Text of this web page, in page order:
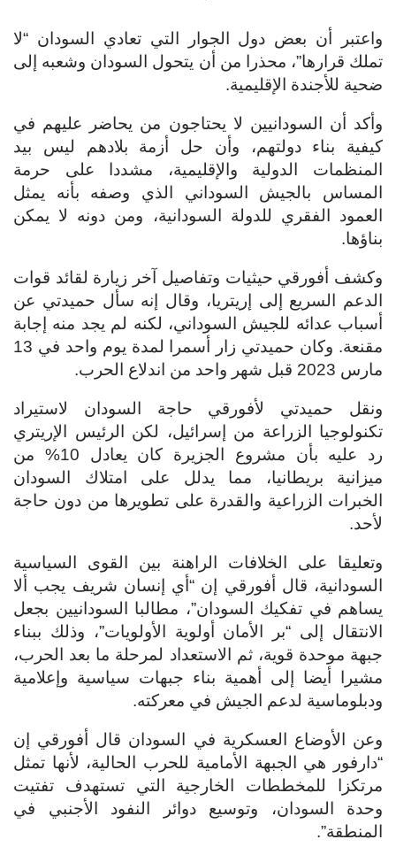
واعتبر أن بعض دول الجوار التي تعادي السودان “لا
تملك قرارها”، محذرا من أن يتحول السودان وشعبه إلى
ضحية للأجندة الإقليمية.
وأكد أن السودانيين لا يحتاجون من يحاضر عليهم في
كيفية بناء دولتهم، وأن حل أزمة بلادهم ليس بيد
المنظمات الدولية والإقليمية، مشددا على حرمة
المساس بالجيش السوداني الذي وصفه بأنه يمثل
العمود الفقري للدولة السودانية، ومن دونه لا يمكن
بناؤها.
وكشف أفورقي حيثيات وتفاصيل آخر زيارة لقائد قوات
الدعم السريع إلى إريتريا، وقال إنه سأل حميدتي عن
أسباب عدائه للجيش السوداني، لكنه لم يجد منه إجابة
مقنعة. وكان حميدتي زار أسمرا لمدة يوم واحد في 13
مارس 2023 قبل شهر واحد من اندلاع الحرب.
ونقل حميدتي لأفورقي حاجة السودان لاستيراد
تكنولوجيا الزراعة من إسرائيل، لكن الرئيس الإريتري
رد عليه بأن مشروع الجزيرة كان يعادل 10% من
ميزانية بريطانيا، مما يدلل على امتلاك السودان
الخبرات الزراعية والقدرة على تطويرها من دون حاجة
لأحد.
وتعليقا على الخلافات الراهنة بين القوى السياسية
السودانية، قال أفورقي إن “أي إنسان شريف يجب ألا
يساهم في تفكيك السودان”، مطالبا السودانيين بجعل
الانتقال إلى “بر الأمان أولوية الأولويات”، وذلك ببناء
جبهة موحدة قوية، ثم الاستعداد لمرحلة ما بعد الحرب،
مشيرا أيضا إلى أهمية بناء جبهات سياسية وإعلامية
ودبلوماسية لدعم الجيش في معركته.
وعن الأوضاع العسكرية في السودان قال أفورقي إن
“دارفور هي الجبهة الأمامية للحرب الحالية، لأنها تمثل
مرتكزا للمخططات الخارجية التي تستهدف تفتيت
وحدة السودان، وتوسيع دوائر النفود الأجنبي في
المنطقة”.